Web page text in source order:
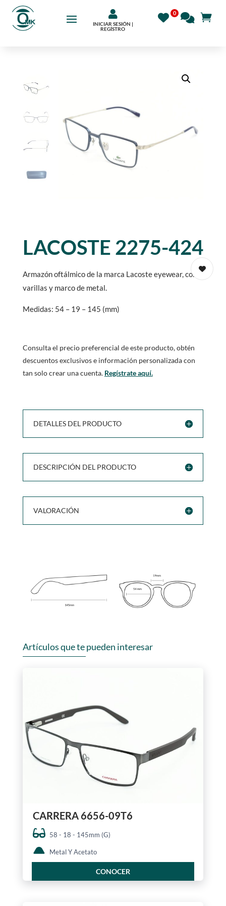

INICIAR SESIÓN |
REGÍSTRO
LACOSTE 2275-424
Armazón oftálmico de la marca Lacoste eyewear, con
varillas y marco de metal.
Medidas: 54 – 19 – 145 (mm)
Consulta el precio preferencial de este producto, obtén
descuentos exclusivos e información personalizada con
tan solo crear una cuenta. Regístrate aquí.
DETALLES DEL PRODUCTO
DESCRIPCIÓN DEL PRODUCTO
VALORACIÓN
Artículos que te pueden interesar
CARRERA 6656-09T6
58 - 18 - 145mm (G)
Metal Y Acetato
CONOCER